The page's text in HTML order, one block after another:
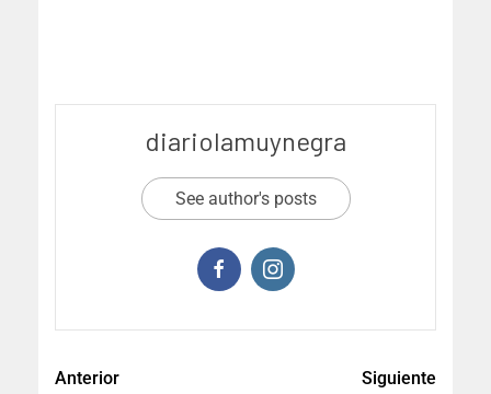
diariolamuynegra
See author's posts
Anterior
Siguiente